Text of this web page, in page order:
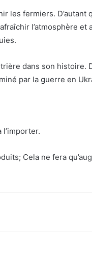
les fermiers. D’autant
l’atmosphère et
dans son histoire.
par la guerre en
Cela ne fera